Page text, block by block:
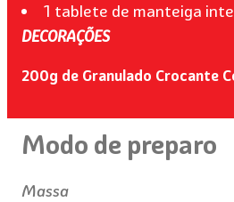
1 tablete de manteiga
DECORAÇÕES
200g de Granulado Crocante
Modo de preparo
Massa